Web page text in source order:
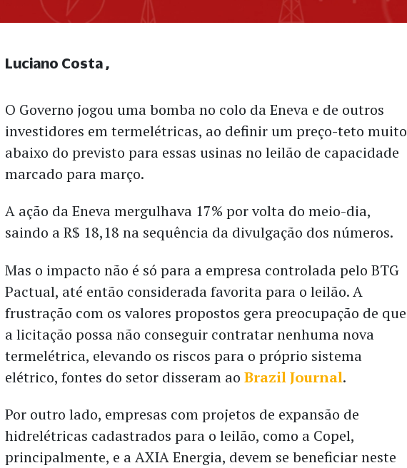
O Governo jogou uma bomba no colo da Eneva e de outros
investidores em termelétricas, ao definir um preço-teto muito
abaixo do previsto para essas usinas no leilão de capacidade
marcado para março.
A ação da Eneva mergulhava 17% por volta do meio-dia,
saindo a R$ 18,18 na sequência da divulgação dos números.
Mas o impacto não é só para a empresa controlada pelo BTG
Pactual, até então considerada favorita para o leilão. A
frustração com os valores propostos gera preocupação de que
a licitação possa não conseguir contratar nenhuma nova
termelétrica, elevando os riscos para o próprio sistema
elétrico, fontes do setor disseram aoBrazil Journal.
Por outro lado, empresas com projetos de expansão de
hidrelétricas cadastrados para o leilão, como a Copel,
principalmente, e a AXIA Energia, devem se beneficiar neste
Luciano Costa